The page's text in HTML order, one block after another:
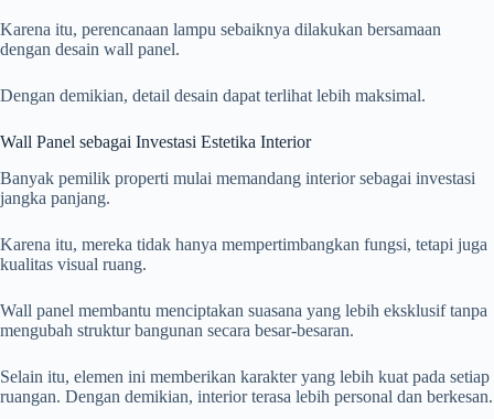
Karena itu, perencanaan lampu sebaiknya dilakukan bersamaan
dengan desain wall panel.
Dengan demikian, detail desain dapat terlihat lebih maksimal.
Wall Panel sebagai Investasi Estetika Interior
Banyak pemilik properti mulai memandang interior sebagai investasi
jangka panjang.
Karena itu, mereka tidak hanya mempertimbangkan fungsi, tetapi juga
kualitas visual ruang.
Wall panel membantu menciptakan suasana yang lebih eksklusif tanpa
mengubah struktur bangunan secara besar-besaran.
Selain itu, elemen ini memberikan karakter yang lebih kuat pada setiap
ruangan. Dengan demikian, interior terasa lebih personal dan berkesan.